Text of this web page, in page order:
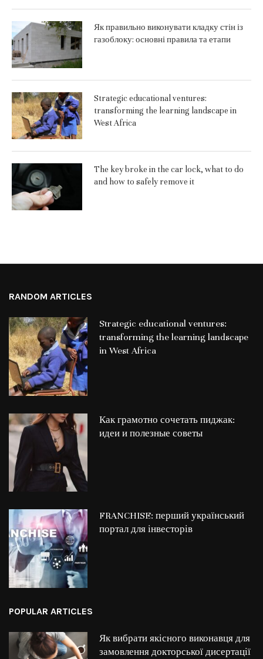
Як правильно виконувати кладку стін із
газоблоку: основні правила та етапи
Strategic educational ventures:
transforming the learning landscape in
West Africa
The key broke in the car lock, what to do
and how to safely remove it
RANDOM ARTICLES
Strategic educational ventures:
transforming the learning landscape
in West Africa
Как грамотно сочетать пиджак:
идеи и полезные советы
FRANCHISE: перший український
портал для інвесторів
POPULAR ARTICLES
Як вибрати якісного виконавця для
замовлення докторської дисертації